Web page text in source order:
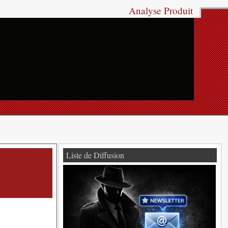
Analyse Produit
Liste de Diffusion